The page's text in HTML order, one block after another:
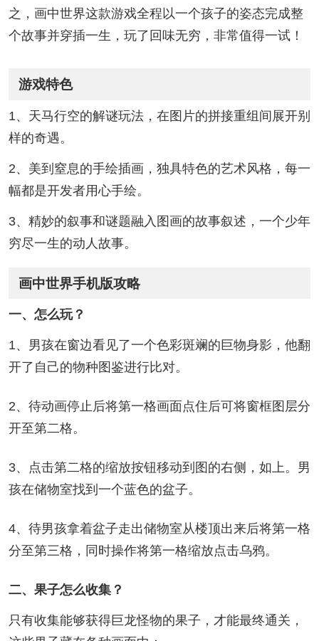
之，画中世界这款游戏全程以一个孩子的姿态完成整
个故事并穿插一生，玩了回味无穷，非常值得一试！
游戏特色
1、天马行空的解谜玩法，在图片的拼接重组间展开别
样的奇遇。
2、美到窒息的手绘插画，独具特色的艺术风格，每一
幅都是开发者用心手绘。
3、精妙的叙事和谜题融入图画的故事叙述，一个少年
穷尽一生的动人故事。
画中世界手机版攻略
一、怎么玩？
1、男孩在窗边看见了一个色彩斑斓的巨物身影，他翻
开了自己的物种图鉴进行比对。
2、待动画停止后将第一格画面点住后可将窗框图层分
开至第二格。
3、点击第二格的缩放按钮移动到图的右侧，如上。男
孩在储物室找到一个蓝色的盆子。
4、待男孩拿着盆子走出储物室从楼顶出来后将第一格
分至第三格，同时操作将第一格缩放点击乌鸦。
二、果子怎么收集？
只有收集能够获得巨龙怪物的果子，才能最终通关，